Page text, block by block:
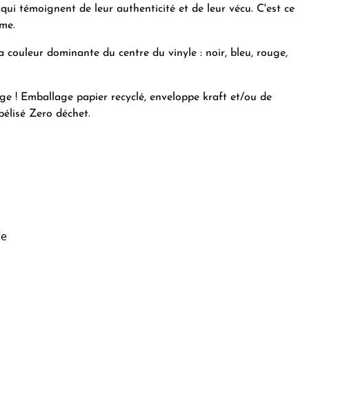
témoignent de leur authenticité et de leur vécu. C'est ce
couleur dominante du centre du vinyle : noir, bleu, rouge,
! Emballage papier recyclé, enveloppe kraft et/ou de
Zero déchet.